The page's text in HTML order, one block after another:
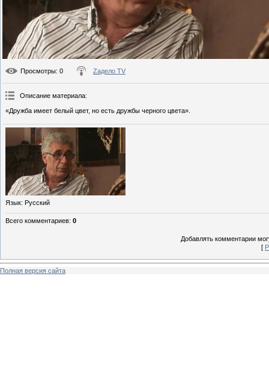
Просмотры: 0 Zадело TV
Описание материала:
«Дружба имеет белый цвет, но есть дружбы черного цвета».
Язык: Русский
Всего комментариев: 0
Добавлять комментарии
[
Полная версия сайта